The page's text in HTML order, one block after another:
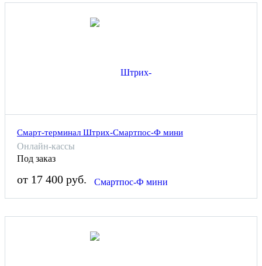
Смарт-терминал Штрих-Смартпос-Ф мини
Онлайн-кассы
Под заказ
от 17 400 руб.